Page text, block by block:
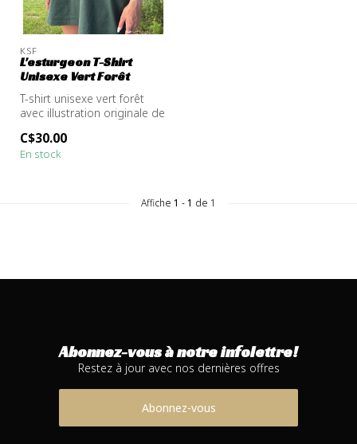
KSF
L'esturgeon T-Shirt
Unisexe Vert Forêt
T-shirt unisexe vert forêt
avec illustration originale de
C$30.00
En stock
Affiche 1 - 1 de 1
Abonnez-vous à notre infolettre!
Restez à jour avec nos dernières offres
Abonnez-vous